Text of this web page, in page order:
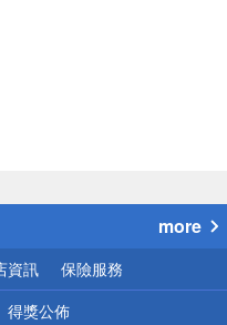
more
資訊 保險服務
得獎公佈